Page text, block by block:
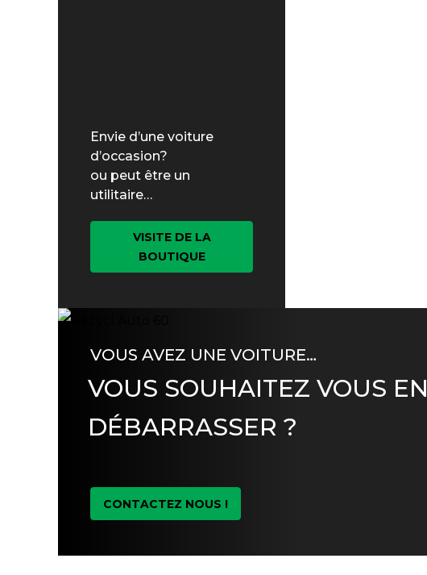
Envie d’une voiture
d’occasion?
ou peut être un
utilitaire…
VISITE DE LA
BOUTIQUE
VOUS AVEZ UNE VOITURE…
VOUS SOUHAITEZ VOUS EN
DÉBARRASSER ?
CONTACTEZ NOUS !